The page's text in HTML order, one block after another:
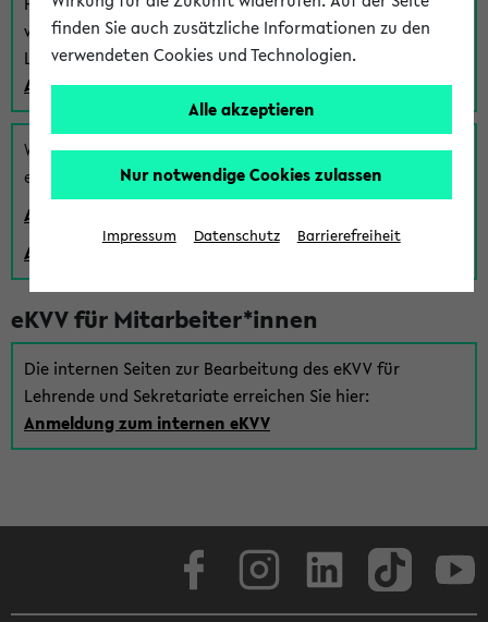
verwenden Sie diesen Link zur Anmeldung über Ihr Uni
Login:
Anmeldung zum eKVV der Studierenden
Wenn Sie (noch) kein Uni Login haben, können Sie das
eKVV auch über einen Gastzugang verwenden:
Anmeldung über einen vorhandenen Gastzugang
Anlegen eines neuen Gastzugangs
eKVV für Mitarbeiter*innen
Die internen Seiten zur Bearbeitung des eKVV für
Lehrende und Sekretariate erreichen Sie hier:
Anmeldung zum internen eKVV
finden Sie auch zusätzliche Informationen zu den
verwendeten Cookies und Technologien.
Alle akzeptieren
Nur notwendige Cookies zulassen
Impressum Datenschutz Barrierefreiheit